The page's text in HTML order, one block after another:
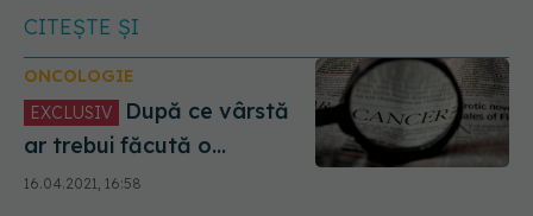
CITEȘTE ȘI
ONCOLOGIE
EXCLUSIV
ar trebui făcută o
endoscopie gastrică pentru
a preveni cancerul
16.04.2021, 16:58